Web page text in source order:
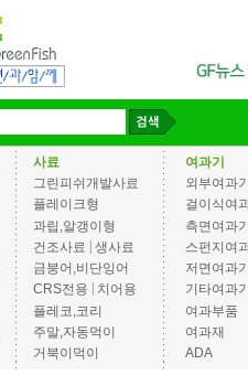
사료
그린피쉬개발사료
플레이크형
과립,알갱이형
건조사료 | 생사료
금붕어,비단잉어
CRS전용
치어용
플레코,코리
주말,자동먹이
거북이먹이
여과기
외부여과
걸이식여
측면여과
스펀지여
저면여과
기타여과
여과부품
여과재
ADA